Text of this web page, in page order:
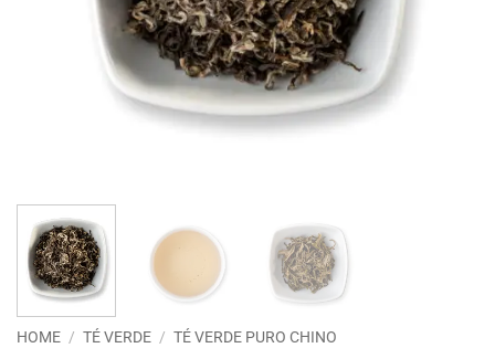
HOME / TÉ VERDE / TÉ VERDE PURO CHINO